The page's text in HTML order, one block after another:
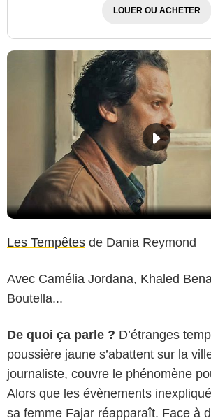
LOUER OU ACHETER
Les Tempêtes de Dania Reymond
Avec Camélia Jordana, Khaled
Boutella...
De quoi ça parle ? D’étranges
poussière jaune s’abattent sur la
journaliste, couvre le phénomène
Alors que les évènements
sa femme Fajar réapparaît. Face à